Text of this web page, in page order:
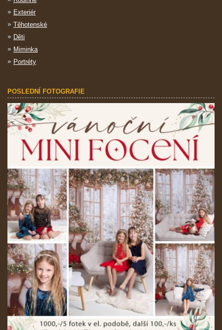
Exteriér
Těhotenské
Děti
Miminka
Portréty
POSLEDNÍ FOTOGRAFIE